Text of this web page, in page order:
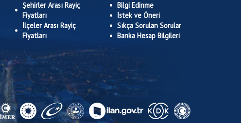
Şehirler Arası Rayiç
Fiyatları
İlçeler Arası Rayiç
Fiyatları
Bilgi Edinme
İstek ve Öneri
Sıkça Sorulan Sorular
Banka Hesap Bilgileri